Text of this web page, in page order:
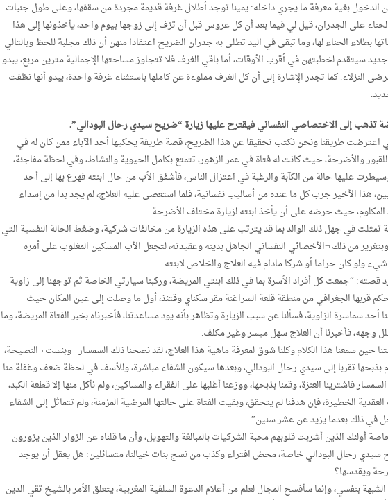
الدخول بغية معرفة ما يجري داخله: يمينا توجد أطلال غرفة قديمة مجردة من سقفها، وعلى طول جنبات
على الجدران، قيل لي فيما بعد أن كل عروس قبل أن تزف إلى زوجها بيوم واحد، يأخذونها إلى هذا
بطلاء الحناء لها، وما تبقى في اليد تطلى به جدران الضريح اعتقادا منهن أن ذلك مجلبة للحظ وبالتالي
سيتقدم لخطبتهن في أقرب الأوقات، أما باقي الغرف فلا تتجاوز مساحتها الإجمالية مترين مربع، يبدو
النزلاء. كما تجدر الإشارة إلى أن كل الغرف مملوءة عن كاملها باستثناء غرفة واحدة، يبدو أنها نظفت
تذهب إلى الاختصاصي النفساني فيقترح عليها زيارة “ضريح سيدي رحال البودالي”.
اعترضت طريقنا ونحن نكتب تحقيقا عن هذا الضريح، قصة طريفة يحكيها أحد الآباء ممن كان له في
والأضرحة، حيث كانت له فتاة في عمر الزهور، تتمتع بكامل الحيوية والنشاط، وفي لحظة مفاجئة،
عليها حالة من الكآبة والرغبة في اعتزال الناس، فأشفق الأب من حال ابنته فهرع بها إلى أحد
هذا الأخير جرب كل ما عنده من أساليب نفسانية، فلما استعصى عليه العلاج، لم يجد بدا من إسداء
حيث حرضه على أن يأخذ ابنته لزيارة مختلف الأضرحة.
في جهل ذلك الوالد بما قد يترتب على هذه الزيارة من مخالفات شركية، وضغط الحالة النفسية التي
وبتغرير من ذلك ¬الأخصائي النفساني الجاهل بدينه وعقيدته، لتجعل الأب المسكين المغلوب على أمره
ولو كان حراما أو شركا مادام فيه العلاج والخلاص لابنته.
“جمعت كل أفراد الأسرة بما في ذلك ابنتي المريضة، وركبنا سيارتي الخاصة ثم توجهنا إلى زاوية
قربها الجغرافي من منطقة قلعة السراغنة مقر سكناي وقتئذ، أول ما وصلت إلى عين المكان حيث
أحد سماسرة الزاوية، فسألنا عن سبب الزيارة وتظاهر بأنه يود مساعدتنا، فأخبرناه بخبر الفتاة المريضة، وما
وجهه، فأخبرنا أن العلاج سهل ميسر وغير مكلف.
حين سمعنا هذا الكلام وكلنا شوق لمعرفة ماهية هذا العلاج، لقد نصحنا ذلك السمسار ¬وبئست ¬النصيحة،
بذبحها تقربا إلى سيدي رحال البودالي، وبعدها سيكون الشفاء مباشرة، وللأسف في لحظة ضعف وغفلة منا
فاشترينا العنزة، وقمنا بذبحها، ووزعنا أغلبها على الفقراء والمساكين، ولم نأكل منها إلا قطعة الكبد،
الخطيرة، فإن هدفنا لم يتحقق، وبقيت الفتاة على حالتها المرضية المزمنة، ولم تتماثل إلى الشفاء
في ذلك بعدما يزيد عن عشر سنين”.
أولئك الذين أشربت قلوبهم محبة الشركيات بالمبالغة والتهويل، وأن ما قلناه عن الزوار الذين يزورون
رحال البودالي خاصة، محض افتراء وكذب من نسج بنات خيالنا، متسائلين: هل يعقل أن يوجد
ويقدسها؟
بنفسي، وإنما سأفسح المجال لعلم من أعلام الدعوة السلفية المغربية، يتعلق الأمر بالشيخ تقي الدين